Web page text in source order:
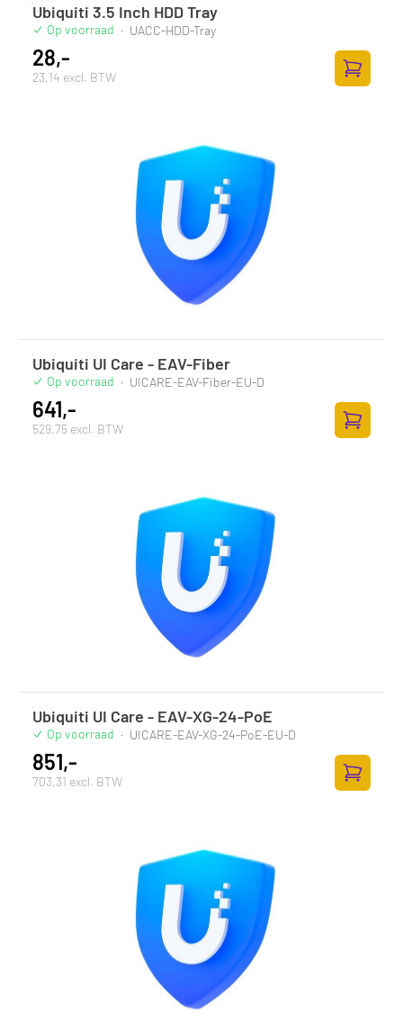
Ubiquiti 3.5 Inch HDD Tray
Op voorraad · UACC-HDD-Tray
28,-
23,14 excl. BTW
Zum
Ubiquiti UI Care - EAV-Fiber
Op voorraad · UICARE-EAV-Fiber-EU-D
641,-
529,75 excl. BTW
Zum
Ubiquiti UI Care - EAV-XG-24-PoE
Op voorraad · UICARE-EAV-XG-24-PoE-EU-D
851,-
703,31 excl. BTW
Zum